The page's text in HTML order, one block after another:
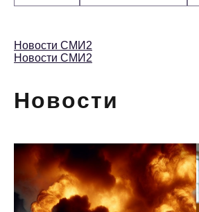
Новости СМИ2
Новости СМИ2
Новости